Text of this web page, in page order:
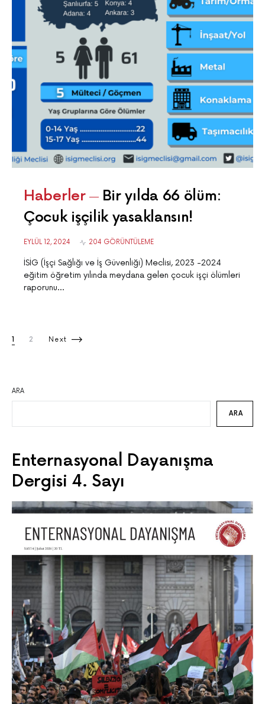
Haberler
Bir yılda 66 ölüm:
Çocuk işçilik yasaklansın!
EYLÜL 12, 2024 204 GÖRÜNTÜLEME
İSİG (İşçi Sağlığı ve İş Güvenliği) Meclisi, 2023 -2024
eğitim öğretim yılında meydana gelen çocuk işçi ölümleri
raporunu…
Yazı sayfalaması
1 2 Next
ARA
ARA
Enternasyonal Dayanışma
Dergisi 4. Sayı